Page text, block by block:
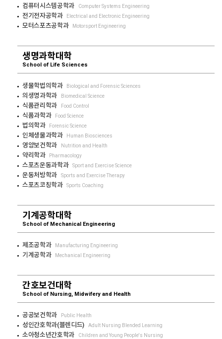
컴퓨터시스템공학과 Computer Systems Engineering
전기전자공학과 Electrical and Electronic Engineering
모터스포츠공학과 Motorsport Engineering
생명과학대학
School of Life Sciences
생물학법의학과 Biological and Forensic Sciences
의생명과학과 Biomedical Science
식품관리학과 Food Control
식품과학과 Food Science
법의학과 Forensic Science
인체생물과학과 Human Biosciences
영양보건학과 Nutrition and Health
약리학과 Pharmacology
스포츠운동과학과 Sport and Exercise Science
운동처방학과 Sports and Exercise Therapy
스포츠코칭학과 Sports Coaching
기계공학대학
School of Mechanical Engineering
제조공학과 Manufacturing Engineering
기계공학과 Mechanical Engineering
간호보건대학
School of Nursing, Midwifery and Health
공공보건학과 Public Health
성인간호학과(블렌디드) Adult Nursing Blended Learning
소아청소년간호학과 Children and Young People's Nursing